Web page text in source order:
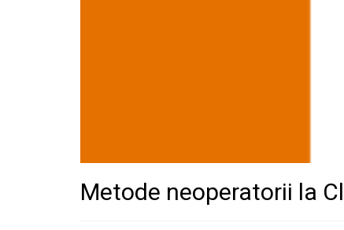
Metode neoperatorii la